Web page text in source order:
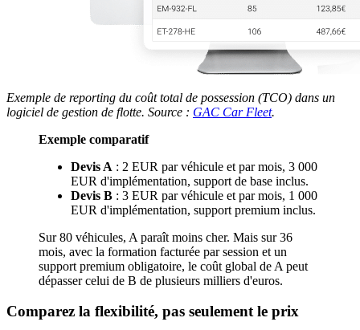
Exemple de reporting du coût total de possession (TCO) dans un
logiciel de gestion de flotte. Source : GAC Car Fleet.
Exemple comparatif
Devis A : 2 EUR par véhicule et par mois, 3 000
EUR d'implémentation, support de base inclus.
Devis B : 3 EUR par véhicule et par mois, 1 000
EUR d'implémentation, support premium inclus.
Sur 80 véhicules, A paraît moins cher. Mais sur 36
mois, avec la formation facturée par session et un
support premium obligatoire, le coût global de A peut
dépasser celui de B de plusieurs milliers d'euros.
Comparez la flexibilité, pas seulement le prix